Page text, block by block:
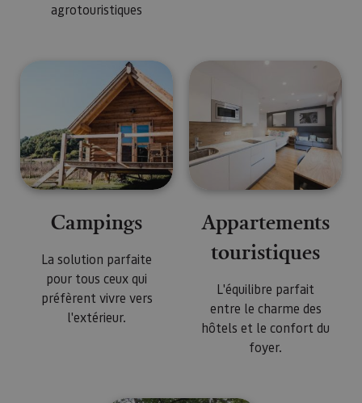
agrotouristiques
Campings
La solution parfaite
pour tous ceux qui
préfèrent vivre vers
l'extérieur.
Appartements
touristiques
L'équilibre parfait
entre le charme des
hôtels et le confort du
foyer.